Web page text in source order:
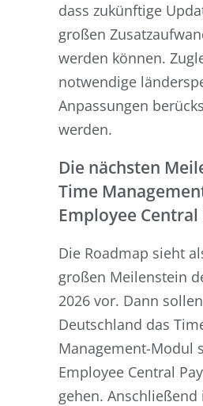
dass zukünftige
großen
werden können.
notwendige
Anpassungen
werden.
Die nächsten
Time
Employee
Die Roadmap sieht
großen Meilenstein
2026 vor. Dann
Deutschland das
Management-Modul
Employee Central
gehen. Anschließend